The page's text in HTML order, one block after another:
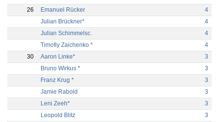
26
Emanuel Rücker
4
Julian Brückner*
4
Julian Schimmelsc.
4
Timofiy Zaichenko *
4
30
Aaron Linke*
3
Bruno Wirkus *
3
Franz Krug *
3
Jamie Rabold
3
Leni Zeeh*
3
Leopold Blitz
3